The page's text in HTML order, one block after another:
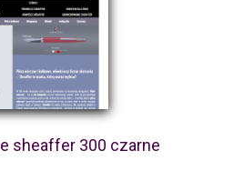
sheaffer 300 czarne